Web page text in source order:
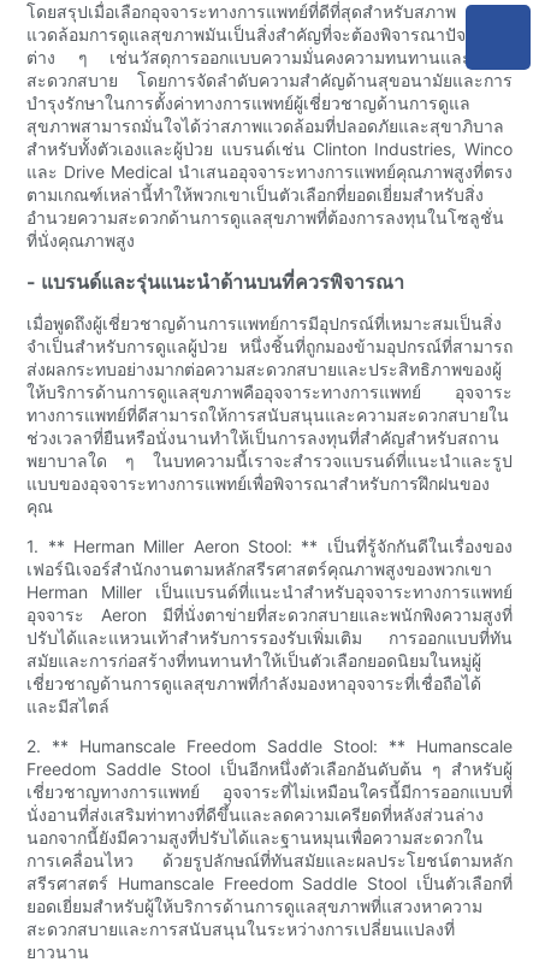
โดยสรุปเมื่อเลือกอุจจาระทางการแพทย์ที่ดีที่สุดสำหรับสภาพ
แวดล้อมการดูแลสุขภาพมันเป็นสิ่งสำคัญที่จะต้องพิจารณาปัจจัย
ต่าง ๆ เช่นวัสดุการออกแบบความมั่นคงความทนทานและความ
สะดวกสบาย โดยการจัดลำดับความสำคัญด้านสุขอนามัยและการ
บำรุงรักษาในการตั้งค่าทางการแพทย์ผู้เชี่ยวชาญด้านการดูแล
สุขภาพสามารถมั่นใจได้ว่าสภาพแวดล้อมที่ปลอดภัยและสุขาภิบาล
สำหรับทั้งตัวเองและผู้ป่วย แบรนด์เช่น Clinton Industries, Winco
และ Drive Medical นำเสนออุจจาระทางการแพทย์คุณภาพสูงที่ตรง
ตามเกณฑ์เหล่านี้ทำให้พวกเขาเป็นตัวเลือกที่ยอดเยี่ยมสำหรับสิ่ง
อำนวยความสะดวกด้านการดูแลสุขภาพที่ต้องการลงทุนในโซลูชั่น
ที่นั่งคุณภาพสูง
- แบรนด์และรุ่นแนะนำด้านบนที่ควรพิจารณา
เมื่อพูดถึงผู้เชี่ยวชาญด้านการแพทย์การมีอุปกรณ์ที่เหมาะสมเป็นสิ่ง
จำเป็นสำหรับการดูแลผู้ป่วย หนึ่งชิ้นที่ถูกมองข้ามอุปกรณ์ที่สามารถ
ส่งผลกระทบอย่างมากต่อความสะดวกสบายและประสิทธิภาพของผู้
ให้บริการด้านการดูแลสุขภาพคืออุจจาระทางการแพทย์ อุจจาระ
ทางการแพทย์ที่ดีสามารถให้การสนับสนุนและความสะดวกสบายใน
ช่วงเวลาที่ยืนหรือนั่งนานทำให้เป็นการลงทุนที่สำคัญสำหรับสถาน
พยาบาลใด ๆ ในบทความนี้เราจะสำรวจแบรนด์ที่แนะนำและรูป
แบบของอุจจาระทางการแพทย์เพื่อพิจารณาสำหรับการฝึกฝนของ
คุณ
1. ** Herman Miller Aeron Stool: ** เป็นที่รู้จักกันดีในเรื่องของ
เฟอร์นิเจอร์สำนักงานตามหลักสรีรศาสตร์คุณภาพสูงของพวกเขา
Herman Miller เป็นแบรนด์ที่แนะนำสำหรับอุจจาระทางการแพทย์
อุจจาระ Aeron มีที่นั่งตาข่ายที่สะดวกสบายและพนักพิงความสูงที่
ปรับได้และแหวนเท้าสำหรับการรองรับเพิ่มเติม การออกแบบที่ทัน
สมัยและการก่อสร้างที่ทนทานทำให้เป็นตัวเลือกยอดนิยมในหมู่ผู้
เชี่ยวชาญด้านการดูแลสุขภาพที่กำลังมองหาอุจจาระที่เชื่อถือได้
และมีสไตล์
2. ** Humanscale Freedom Saddle Stool: ** Humanscale
Freedom Saddle Stool เป็นอีกหนึ่งตัวเลือกอันดับต้น ๆ สำหรับผู้
เชี่ยวชาญทางการแพทย์ อุจจาระที่ไม่เหมือนใครนี้มีการออกแบบที่
นั่งอานที่ส่งเสริมท่าทางที่ดีขึ้นและลดความเครียดที่หลังส่วนล่าง
นอกจากนี้ยังมีความสูงที่ปรับได้และฐานหมุนเพื่อความสะดวกใน
การเคลื่อนไหว ด้วยรูปลักษณ์ที่ทันสมัยและผลประโยชน์ตามหลัก
สรีรศาสตร์ Humanscale Freedom Saddle Stool เป็นตัวเลือกที่
ยอดเยี่ยมสำหรับผู้ให้บริการด้านการดูแลสุขภาพที่แสวงหาความ
สะดวกสบายและการสนับสนุนในระหว่างการเปลี่ยนแปลงที่
ยาวนาน